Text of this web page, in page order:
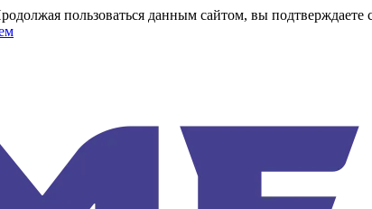
пользоваться данным сайтом, вы подтверждаете